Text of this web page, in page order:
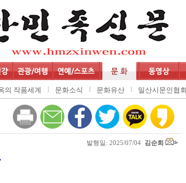
의 작품세계 l 문화소식 l 문화유산 l 밀산시문인협회
발행일: 2025/07/04 김순희